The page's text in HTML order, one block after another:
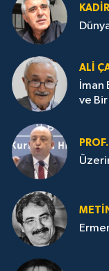
ALI
ve